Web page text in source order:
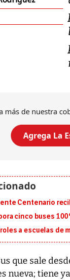
más de nuestra
Agrega La
Centenario
cinco buses
a escuelas de
que sale
nueva; tiene